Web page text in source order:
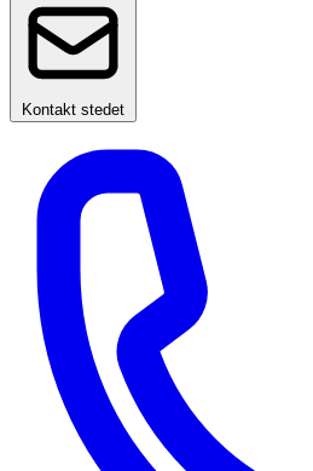
Kontakt stedet